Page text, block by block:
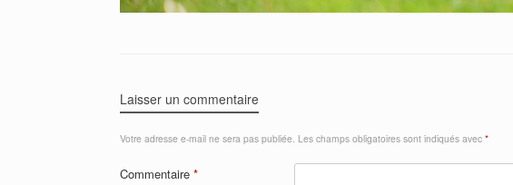
Laisser un commentaire
Votre adresse e-mail ne sera pas publiée. Les champs obligatoires sont indiqués avec *
Commentaire *